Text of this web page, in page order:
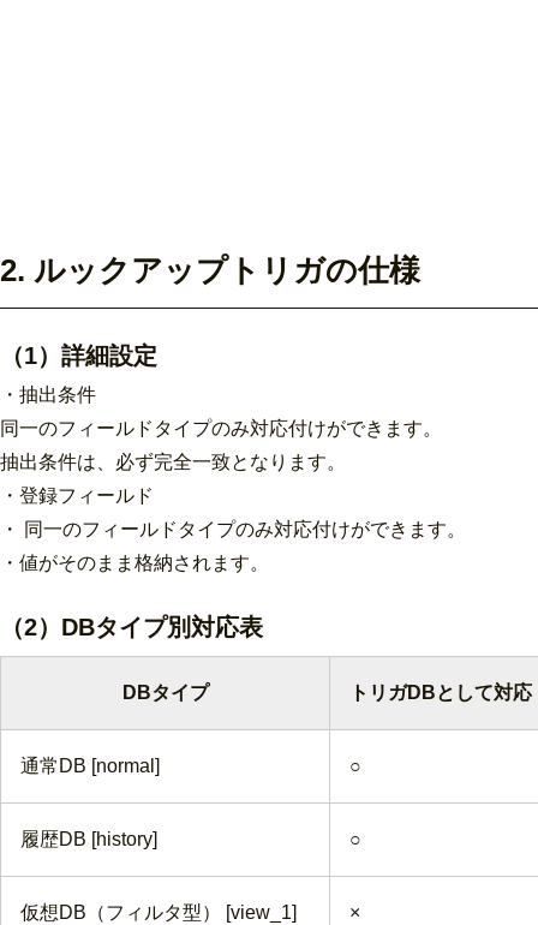
2. ルックアップトリガの仕様
（1）詳細設定
・抽出条件
同一のフィールドタイプのみ対応付けができます。
抽出条件は、必ず完全一致となります。
・登録フィールド
・ 同一のフィールドタイプのみ対応付けができます。
・値がそのまま格納されます。
（2）DBタイプ別対応表
DBタイプ トリガDBとして対応
通常DB [normal] ○
履歴DB [history] ○
仮想DB（フィルタ型） [view_1] ×